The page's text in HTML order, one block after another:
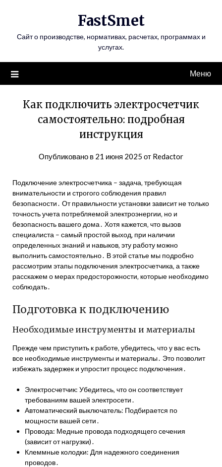
FastSmet
Сайт о производстве, нормативах, расчетах, программах и
услугах.
Меню
Как подключить электросчетчик
самостоятельно: подробная
инструкция
Опубликовано в 21 июня 2025 от Redactor
Подключение электросчетчика – задача‚ требующая
внимательности и строгого соблюдения правил
безопасности․ От правильности установки зависит не только
точность учета потребляемой электроэнергии‚ но и
безопасность вашего дома․ Хотя кажется‚ что вызов
специалиста – самый простой выход‚ при наличии
определенных знаний и навыков‚ эту работу можно
выполнить самостоятельно․ В этой статье мы подробно
рассмотрим этапы подключения электросчетчика‚ а также
расскажем о мерах предосторожности‚ которые необходимо
соблюдать․
Подготовка к подключению
Необходимые инструменты и материалы
Прежде чем приступить к работе‚ убедитесь‚ что у вас есть
все необходимые инструменты и материалы․ Это позволит
избежать задержек и упростит процесс подключения․
Электросчетчик: Убедитесь‚ что он соответствует
требованиям вашей электросети․
Автоматический выключатель: Подбирается по
мощности вашей сети․
Провода: Медные провода подходящего сечения
(зависит от нагрузки)․
Клеммные колодки: Для надежного соединения
проводов․